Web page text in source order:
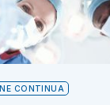
CONTINUA